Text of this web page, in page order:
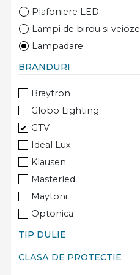
Plafoniere LED
Lampi de birou si veioze
Lampadare
BRANDURI
Braytron
Globo Lighting
GTV
Ideal Lux
Klausen
Masterled
Maytoni
Optonica
Rabalux
TIP DULIE
CLASA DE PROTECTIE